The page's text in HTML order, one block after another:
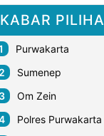
KABAR
Purwakarta
Sumenep
Om Zein
Polres Purwakarta